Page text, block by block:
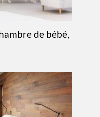
de bébé,